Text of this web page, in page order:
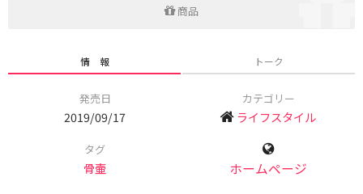
商品
情 報 トーク
発売日
2019/09/17
カテゴリー
ライフスタイル
タグ
骨壷 ホームページ